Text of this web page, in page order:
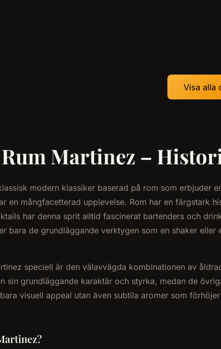
Visa alla
Martinez –
modern klassiker baserad på rom som erbjuder
en mångfacetterad upplevelse. Rom har en färgstark
har denna sprit alltid fascinerat bartenders och
bara de grundläggande verktygen som en shaker
speciell är den välavvägda kombinationen av
sin grundläggande karaktär och styrka, medan de
visuell appeal utan även subtila aromer som